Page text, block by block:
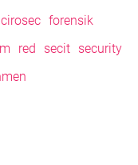
cirosec forensik
red secit security